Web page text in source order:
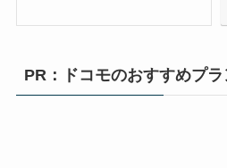
PR：ドコモのおすすめプラ